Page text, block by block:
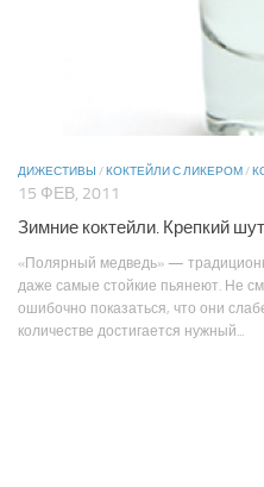
ДИЖЕСТИВЫ / КОКТЕЙЛИ С ЛИКЕРОМ /
15 ФЕВ, 2011
Зимние коктейли. Крепкий
«Полярный медведь» —
даже самые стойкие пьянеют. Не
ошибочно показаться, что они
количестве достигается нужный...